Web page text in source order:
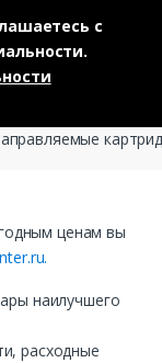
ценам вы
наилучшего
расходные
с